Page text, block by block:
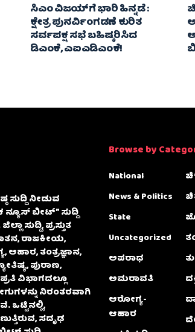
ಸಿಎಂ ವಿಜಯ್‌ಗೆ ಭಾರಿ ಹಿನ್ನಡೆ :
ಕ್ಷೇತ್ರ ಪುನರ್ವಿಂಗಡಣೆ ಕುರಿತ
ಸರ್ವಪಕ್ಷ ಸಭೆ ಬಹಿಷ್ಕರಿಸಿದ
ಡಿಎಂಕೆ, ಎಐಎಡಿಎಂಕೆ!
ಸುದ್ದಿ ನೀಡುವ
ಬೀಟ್” ಸುದ್ದಿ
ಸುದ್ದಿ, ಪ್ರಸ್ತುತ
ರಾಜಕೀಯ,
ತಂತ್ರಜ್ಞಾನ,
ಪುರಾಣ,
ವಿಭಾಗದಲ್ಲೂ
ನಿರಂತರವಾಗಿ
ಒಟ್ಟಿನಲ್ಲಿ,
ಸದೃಢ
Browse by
National
News & Politics
State
Uncategorized
ಅಪರಾಧ
ಅಮರಾವತಿ
ಆರೋಗ್ಯ-
ಆಹಾರ